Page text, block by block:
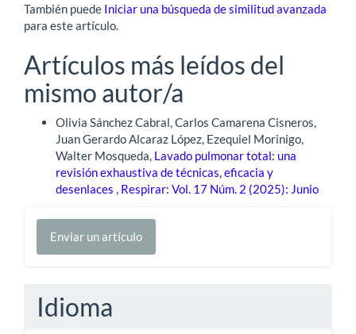
También puede Iniciar una búsqueda de similitud avanzada
para este artículo.
Artículos más leídos del
mismo autor/a
Olivia Sánchez Cabral, Carlos Camarena Cisneros,
Juan Gerardo Alcaraz López, Ezequiel Morinigo,
Walter Mosqueda, Lavado pulmonar total: una
revisión exhaustiva de técnicas, eficacia y
desenlaces , Respirar: Vol. 17 Núm. 2 (2025): Junio
Enviar
unEnviar un artículo
Idioma